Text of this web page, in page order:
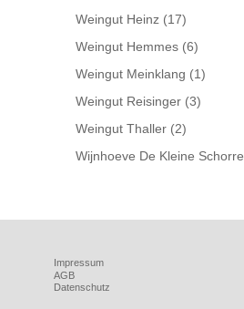
Weingut Heinz (17)
Weingut Hemmes (6)
Weingut Meinklang (1)
Weingut Reisinger (3)
Weingut Thaller (2)
Wijnhoeve De Kleine Schorre
Impressum
AGB
Datenschutz